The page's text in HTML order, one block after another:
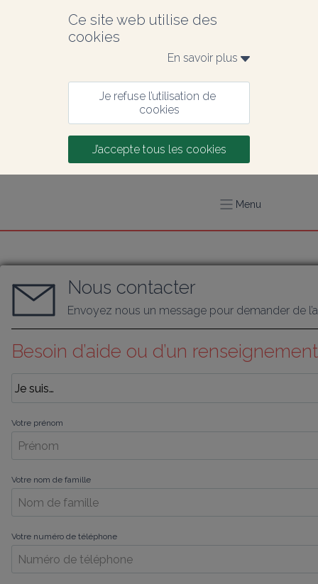
Ce site web utilise des
cookies
En savoir plus
Je refuse l’utilisation de
cookies
J’accepte tous les cookies
Menu
Nous contacter
Envoyez nous un message pour demander de
Besoin d’aide ou d’un
Votre prénom
Votre nom de famille
Votre numéro de téléphone